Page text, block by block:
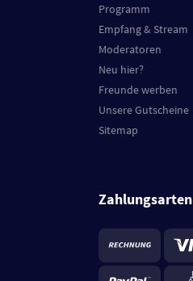
Programm
Empfang & Stream
Moderatoren
Neu hier?
Freunde werben
Unsere Gutscheine
Sitemap
Zahlungsarten